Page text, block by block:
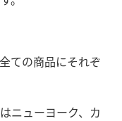
ての商品にそれぞ
ニューヨーク、カ